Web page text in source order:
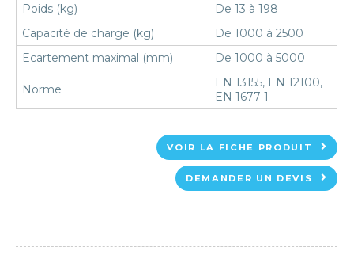
Poids (kg)
De 13 à 198
Capacité de charge (kg)
De 1000 à 2500
Ecartement maximal (mm)
De 1000 à 5000
Norme
EN 13155, EN 12100,
EN 1677-1
VOIR LA FICHE PRODUIT
DEMANDER UN DEVIS